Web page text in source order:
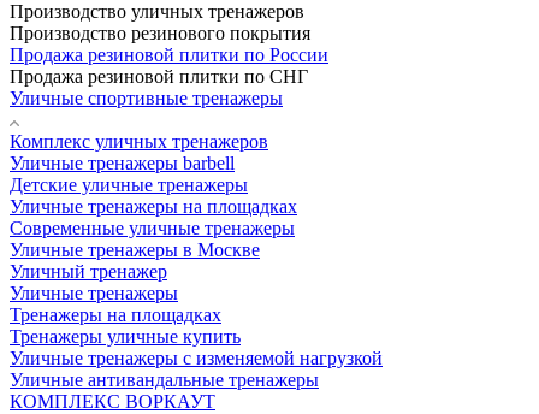
Производство уличных тренажеров
Производство резинового покрытия
Продажа резиновой плитки по России
Продажа резиновой плитки по СНГ
Уличные спортивные тренажеры
Комплекс уличных тренажеров
Уличные тренажеры barbell
Детские уличные тренажеры
Уличные тренажеры на площадках
Современные уличные тренажеры
Уличные тренажеры в Москве
Уличный тренажер
Уличные тренажеры
Тренажеры на площадках
Тренажеры уличные купить
Уличные тренажеры с изменяемой нагрузкой
Уличные антивандальные тренажеры
КОМПЛЕКС ВОРКАУТ